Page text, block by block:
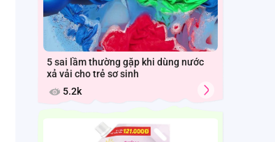
5 sai lầm thường gặp khi dùng nước
xả vải cho trẻ sơ sinh
5.2k